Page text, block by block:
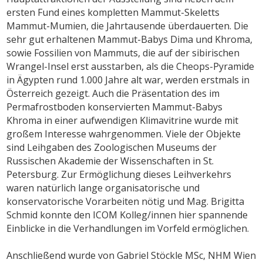
ersten Fund eines kompletten Mammut-Skeletts
Mammut-Mumien, die Jahrtausende überdauerten. Die
sehr gut erhaltenen Mammut-Babys Dima und Khroma,
sowie Fossilien von Mammuts, die auf der sibirischen
Wrangel-Insel erst ausstarben, als die Cheops-Pyramide
in Ägypten rund 1.000 Jahre alt war, werden erstmals in
Österreich gezeigt. Auch die Präsentation des im
Permafrostboden konservierten Mammut-Babys
Khroma in einer aufwendigen Klimavitrine wurde mit
großem Interesse wahrgenommen. Viele der Objekte
sind Leihgaben des Zoologischen Museums der
Russischen Akademie der Wissenschaften in St.
Petersburg. Zur Ermöglichung dieses Leihverkehrs
waren natürlich lange organisatorische und
konservatorische Vorarbeiten nötig und Mag. Brigitta
Schmid konnte den ICOM Kolleg/innen hier spannende
Einblicke in die Verhandlungen im Vorfeld ermöglichen.
Anschließend wurde von Gabriel Stöckle MSc, NHM Wien